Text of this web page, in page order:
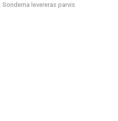
levereras parvis.